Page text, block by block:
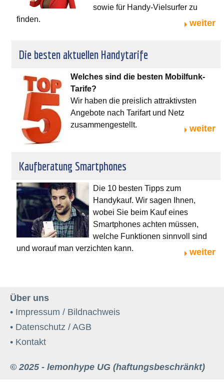
sowie für Handy-Vielsurfer zu
finden.
weiter
Die besten aktuellen Handytarife
Welches sind die besten Mobilfunk-
Tarife?
Wir haben die preislich attraktivsten
Angebote nach Tarifart und Netz
zusammengestellt.
weiter
Kaufberatung Smartphones
Die 10 besten Tipps zum
Handykauf. Wir sagen Ihnen,
wobei Sie beim Kauf eines
Smartphones achten müssen,
welche Funktionen sinnvoll sind
und worauf man verzichten kann.
weiter
Über uns
• Impressum / Bildnachweis
• Datenschutz / AGB
• Kontakt
© 2025 - lemonhype UG (haftungsbeschränkt)